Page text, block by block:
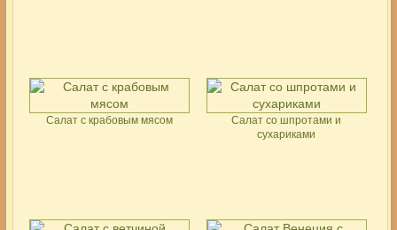
Салат с крабовым мясом
Салат со шпротами и
сухариками